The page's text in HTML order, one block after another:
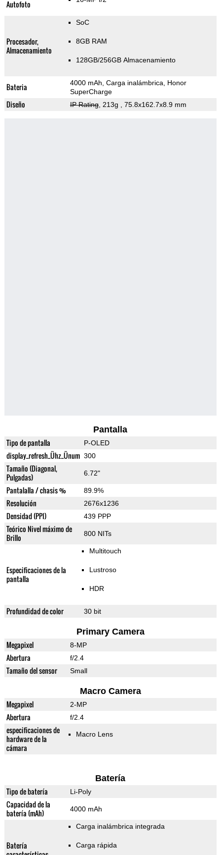
Autofoto
Procesador,
Almacenamiento
SoC
8GB RAM
128GB/256GB Almacenamiento
Bateria
4000 mAh, Carga inalámbrica, Honor
SuperCharge
Diseño IP Rating, 213g , 75.8x162.7x8.9 mm
Pantalla
Tipo de pantalla P-OLED
display_refresh_Ühz_Ünum 300
Tamaño (Diagonal,
Pulgadas)
6.72"
Pantalalla / chasis % 89.9%
Resolución 2676x1236
Densidad (PPI) 439 PPP
Teórico Nivel máximo de
Brillo
800 NITs
Especificaciones de la
pantalla
Multitouch
Lustroso
HDR
Profundidad de color 30 bit
Primary Camera
Megapixel 8-MP
Abertura f/2.4
Tamaño del sensor Small
Macro Camera
Megapixel 2-MP
Abertura f/2.4
especificaciones de
hardware de la
cámara
Macro Lens
Batería
Tipo de batería Li-Poly
Capacidad de la
batería (mAh)
4000 mAh
Batería
Carga inalámbrica integrada
Carga rápida